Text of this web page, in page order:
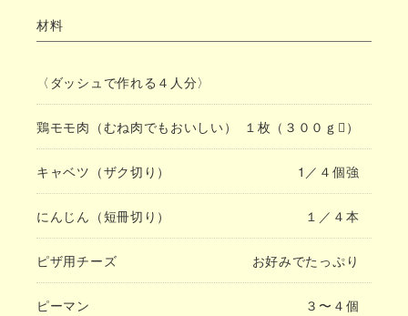
材料
〈ダッシュで作れる４人分〉
鶏モモ肉（むね肉でもおいしい） １枚（３００ｇ）
キャベツ（ザク切り） 1／４個強
にんじん（短冊切り） １／４本
ピザ用チーズ お好みでたっぷり
ピーマン ３〜４個